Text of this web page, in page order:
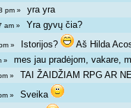
pm »yra yra
am » Yra gyvų čia?
» Istorijos? Aš Hilda
»mes jau pradėjom, vakare,
» TAI ŽAIDŽIAM RPG AR
pm »Sveika